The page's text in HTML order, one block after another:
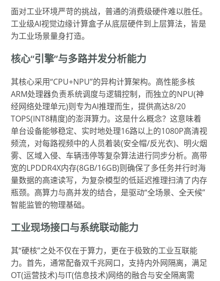
面对工业环境严苛的挑战，普通的消费级硬件难以胜任。
工业级AI视觉边缘计算盒子从底层硬件到上层算法，皆是
为工业场景量身打造。
核心“引擎”与多路并发分析能力
其核心采用“CPU+NPU”的异构计算架构。高性能多核
ARM处理器负责系统调度与逻辑控制，而独立的NPU(神
经网络处理单元)则专为AI推理而生，提供高达8/20
TOPS(INT8精度)的澎湃算力。这是什么概念？这意味着
单台设备能够稳定、实时地处理16路以上的1080P高清视
频流，对每路视频中的人员着装(安全帽/反光衣)、明火烟
雾、区域入侵、车辆违停等复杂算法进行同步分析。高带
宽的LPDDR4X内存(8GB/16GB)则确保了多任务并行时海
量数据的高速读写，为复杂模型的低延迟推理扫清了内存
瓶颈。高算力与高并发的结合，是驱动“全场景、全天候”
智能监管的物理基础。
工业现场接口与系统联动能力
其“硬核”之处不仅在于算力，更在于极致的工业互联能
力。首先，通常配备双千兆网口，支持内外网隔离，满足
OT(运营技术)与IT(信息技术)网络的融合与安全隔离需